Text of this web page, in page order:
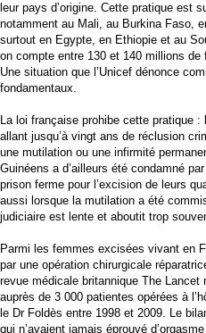
leur pays d’origine. Cette pratique est
notamment au Mali, au Burkina Faso,
surtout en Egypte, en Ethiopie et au
on compte entre 130 et 140 millions
Une situation que l’Unicef dénonce
fondamentaux.
La loi française prohibe cette pratique :
allant jusqu’à vingt ans de réclusion
une mutilation ou une infirmité
Guinéens a d’ailleurs été condamné
prison ferme pour l’excision de leurs
aussi lorsque la mutilation a été
judiciaire est lente et aboutit trop
Parmi les femmes excisées vivant en
par une opération chirurgicale
revue médicale britannique The
auprès de 3 000 patientes opérées à
le Dr Foldès entre 1998 et 2009. Le
qui n’avaient jamais éprouvé